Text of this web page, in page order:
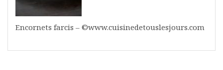
Encornets farcis – ©www.cuisinedetouslesjours.com